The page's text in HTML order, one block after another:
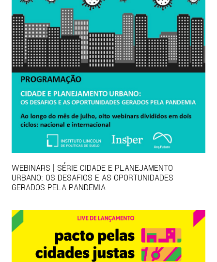
WEBINARS | SÉRIE CIDADE E PLANEJAMENTO
URBANO: OS DESAFIOS E AS OPORTUNIDADES
GERADOS PELA PANDEMIA